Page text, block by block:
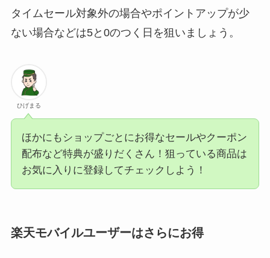
タイムセール対象外の場合やポイントアップが少
ない場合などは5と0のつく日を狙いましょう。
ひげまる
ほかにもショップごとにお得なセールやクーポン
配布など特典が盛りだくさん！狙っている商品は
お気に入りに登録してチェックしよう！
楽天モバイルユーザーはさらにお得